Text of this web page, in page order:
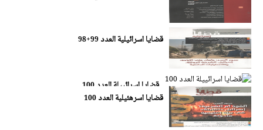
قضايا اسرائيلية العدد 99+98
قضايا اسرائييلة العدد 100
قضايا اسرهئيلية العدد 100